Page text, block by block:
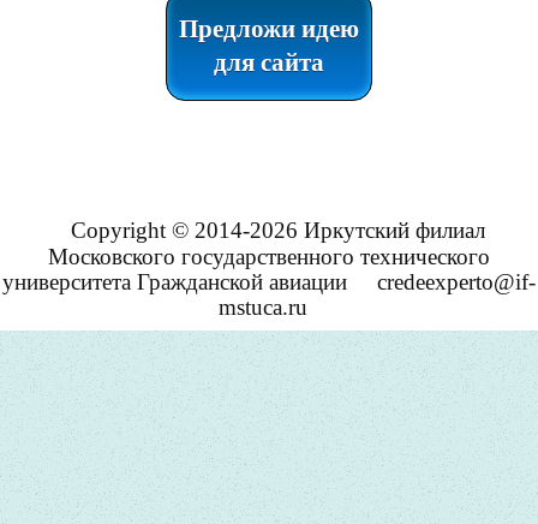
Предложи идею
для сайта
Copyright © 2014-2026 Иркутский филиал
Московского государственного технического
университета Гражданской авиации
credeexperto@if-
mstuca.ru